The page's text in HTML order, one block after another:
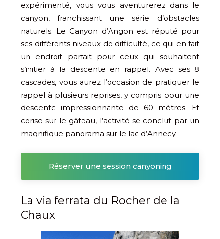
expérimenté, vous vous aventurerez dans le
canyon, franchissant une série d’obstacles
naturels. Le Canyon d’Angon est réputé pour
ses différents niveaux de difficulté, ce qui en fait
un endroit parfait pour ceux qui souhaitent
s’initier à la descente en rappel. Avec ses 8
cascades, vous aurez l’occasion de pratiquer le
rappel à plusieurs reprises, y compris pour une
descente impressionnante de 60 mètres. Et
cerise sur le gâteau, l’activité se conclut par un
magnifique panorama sur le lac d’Annecy.
Réserver une session canyoning
La via ferrata du Rocher de la
Chaux